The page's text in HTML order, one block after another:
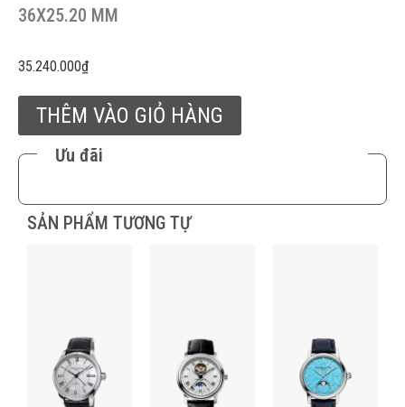
36X25.20 MM
35.240.000₫
THÊM VÀO GIỎ HÀNG
Ưu đãi
SẢN PHẨM TƯƠNG TỰ